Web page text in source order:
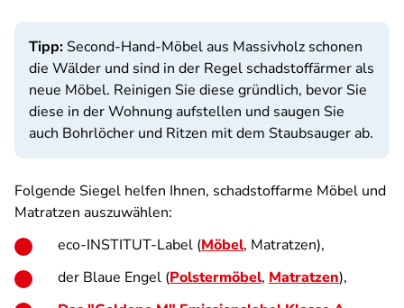
Tipp: Second-Hand-Möbel aus Massivholz schonen
die Wälder und sind in der Regel schadstoffärmer als
neue Möbel. Reinigen Sie diese gründlich, bevor Sie
diese in der Wohnung aufstellen und saugen Sie
auch Bohrlöcher und Ritzen mit dem Staubsauger ab.
Folgende Siegel helfen Ihnen, schadstoffarme Möbel und
Matratzen auszuwählen:
eco-INSTITUT-Label (Möbel, Matratzen),
der Blaue Engel (Polstermöbel, Matratzen),